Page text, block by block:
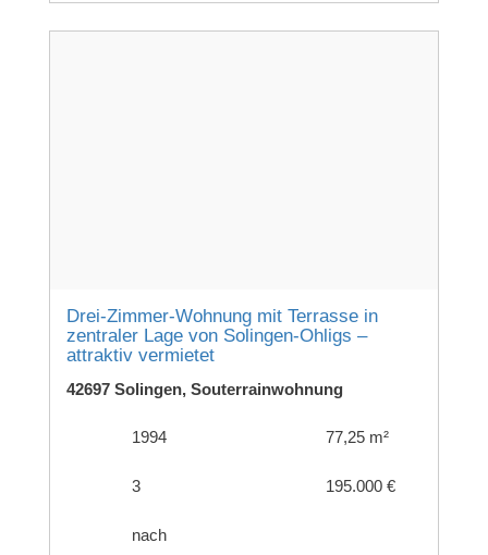
Drei-Zimmer-Wohnung mit Terrasse in
zentraler Lage von Solingen-Ohligs –
attraktiv vermietet
42697 Solingen, Souterrainwohnung
1994 77,25 m²
3 195.000 €
nach